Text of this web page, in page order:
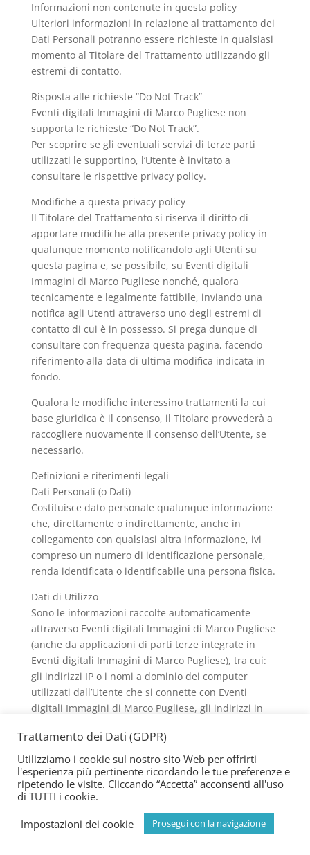
Informazioni non contenute in questa policy
Ulteriori informazioni in relazione al trattamento dei
Dati Personali potranno essere richieste in qualsiasi
momento al Titolare del Trattamento utilizzando gli
estremi di contatto.
Risposta alle richieste “Do Not Track”
Eventi digitali Immagini di Marco Pugliese non
supporta le richieste “Do Not Track”.
Per scoprire se gli eventuali servizi di terze parti
utilizzati le supportino, l’Utente è invitato a
consultare le rispettive privacy policy.
Modifiche a questa privacy policy
Il Titolare del Trattamento si riserva il diritto di
apportare modifiche alla presente privacy policy in
qualunque momento notificandolo agli Utenti su
questa pagina e, se possibile, su Eventi digitali
Immagini di Marco Pugliese nonché, qualora
tecnicamente e legalmente fattibile, inviando una
notifica agli Utenti attraverso uno degli estremi di
contatto di cui è in possesso. Si prega dunque di
consultare con frequenza questa pagina, facendo
riferimento alla data di ultima modifica indicata in
fondo.
Qualora le modifiche interessino trattamenti la cui
base giuridica è il consenso, il Titolare provvederà a
raccogliere nuovamente il consenso dell’Utente, se
necessario.
Definizioni e riferimenti legali
Dati Personali (o Dati)
Costituisce dato personale qualunque informazione
che, direttamente o indirettamente, anche in
collegamento con qualsiasi altra informazione, ivi
compreso un numero di identificazione personale,
renda identificata o identificabile una persona fisica.
Dati di Utilizzo
Sono le informazioni raccolte automaticamente
attraverso Eventi digitali Immagini di Marco Pugliese
(anche da applicazioni di parti terze integrate in
Eventi digitali Immagini di Marco Pugliese), tra cui:
gli indirizzi IP o i nomi a dominio dei computer
utilizzati dall’Utente che si connette con Eventi
digitali Immagini di Marco Pugliese, gli indirizzi in
della richiesta, il metodo utilizzato nell’inoltrare la
richiesta al server, la dimensione del file ottenuto in
risposta, il codice numerico indicante lo stato della
risposta dal server (buon fine, errore, ecc.) il paese di
provenienza, le caratteristiche del browser e del
sistema operativo utilizzati dal visitatore, le varie
connotazioni temporali della visita (ad esempio il
Trattamento dei Dati (GDPR)
Utilizziamo i cookie sul nostro sito Web per offrirti
l'esperienza più pertinente ricordando le tue preferenze e
ripetendo le visite. Cliccando “Accetta” acconsenti all'uso
di TUTTI i cookie.
Impostazioni dei cookie
Prosegui con la navigazione